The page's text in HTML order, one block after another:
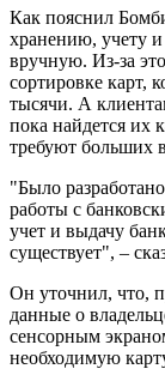
Как пояснил
хранению, учету
вручную. Из-за
сортировке карт,
тысячи. А
пока найдется их
требуют больших
"Было
работы с
учет и выдачу
существует", –
Он уточнил, что,
данные о
сенсорным
необходимую